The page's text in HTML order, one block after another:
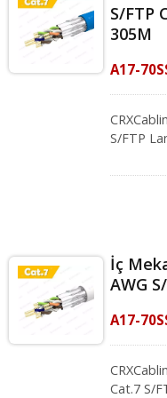
IEC
çözümü
S/FTP
305M
A17-
S/FTP
iletim
ISO/IEC
ekibimiz
zaman
İç
AWG
A17-
Cat.7 S/